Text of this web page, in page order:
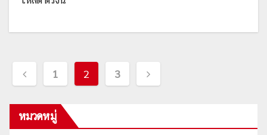
เมนู
นำทาง
เรื่อง
1 2 3
หมวดหมู่